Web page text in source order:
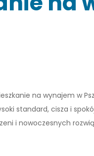
na wynajem w
standard, cisza i
i nowoczesnych